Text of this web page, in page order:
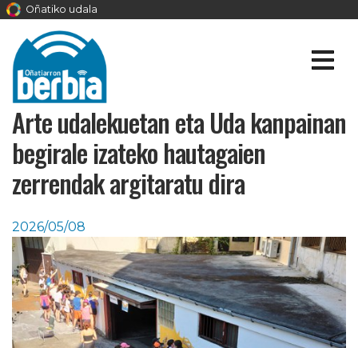
Oñatiko udala
Arte udalekuetan eta Uda kanpainan
begirale izateko hautagaien
zerrendak argitaratu dira
2026/05/08